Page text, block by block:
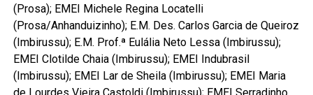
(Prosa); EMEI Michele Regina Locatelli
(Prosa/Anhanduizinho); E.M. Des. Carlos Garcia de Queiroz
(Imbirussu); E.M. Prof.ª Eulália Neto Lessa (Imbirussu);
EMEI Clotilde Chaia (Imbirussu); EMEI Indubrasil
(Imbirussu); EMEI Lar de Sheila (Imbirussu); EMEI Maria